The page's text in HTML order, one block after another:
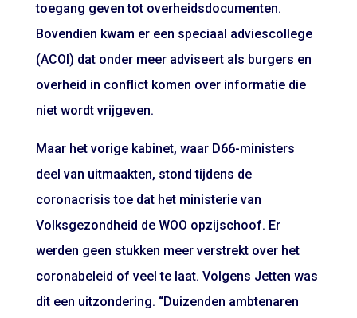
toegang geven tot overheidsdocumenten.
Bovendien kwam er een speciaal adviescollege
(ACOI) dat onder meer adviseert als burgers en
overheid in conflict komen over informatie die
niet wordt vrijgeven.
Maar het vorige kabinet, waar D66-ministers
deel van uitmaakten, stond tijdens de
coronacrisis toe dat het ministerie van
Volksgezondheid de WOO opzijschoof. Er
werden geen stukken meer verstrekt over het
coronabeleid of veel te laat. Volgens Jetten was
dit een uitzondering. “Duizenden ambtenaren